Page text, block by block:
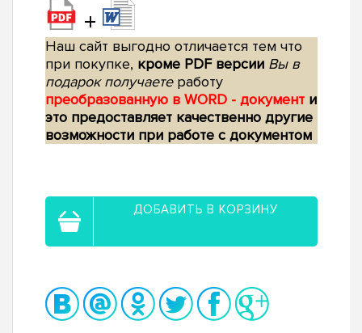
+
Наш сайт выгодно отличается тем что
при покупке, кроме PDF версии Вы в
подарок получаетеработу
преобразованную в WORD - документ и
это предоставляет качественно другие
возможности при работе с документом
ДОБАВИТЬ В КОРЗИНУ